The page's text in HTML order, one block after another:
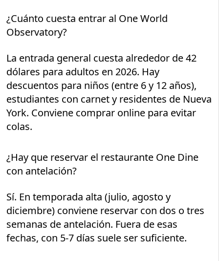
¿Cuánto cuesta entrar al One World
Observatory?
La entrada general cuesta alrededor de 42
dólares para adultos en 2026. Hay
descuentos para niños (entre 6 y 12 años),
estudiantes con carnet y residentes de Nueva
York. Conviene comprar online para evitar
colas.
¿Hay que reservar el restaurante One Dine
con antelación?
Sí. En temporada alta (julio, agosto y
diciembre) conviene reservar con dos o tres
semanas de antelación. Fuera de esas
fechas, con 5-7 días suele ser suficiente.